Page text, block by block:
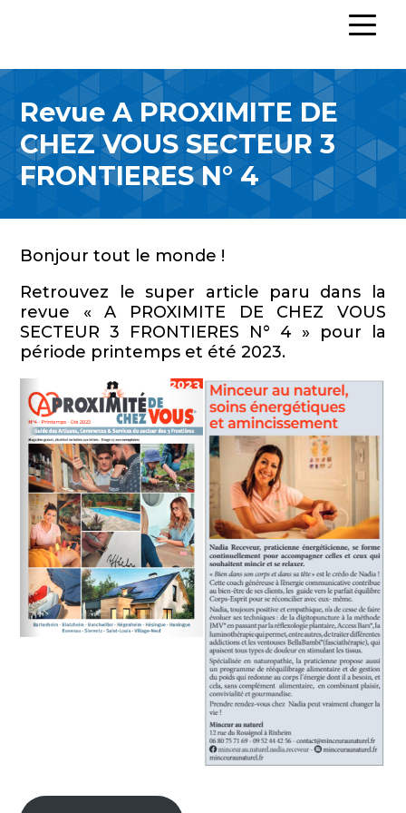
Revue A PROXIMITE DE
CHEZ VOUS SECTEUR 3
FRONTIERES N° 4
Bonjour tout le monde !
Retrouvez le super article paru dans la
revue « A PROXIMITE DE CHEZ VOUS
SECTEUR 3 FRONTIERES N° 4 » pour la
période printemps et été 2023.